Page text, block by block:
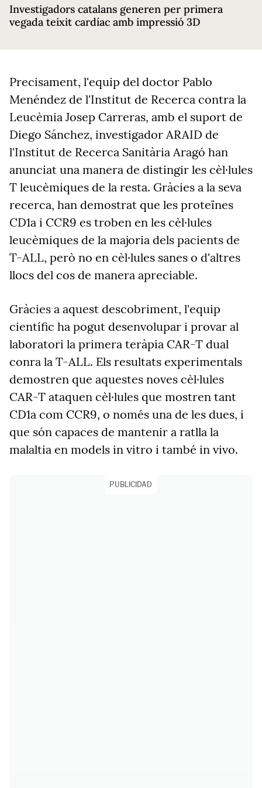
Investigadors catalans generen per primera
vegada teixit cardíac amb impressió 3D
Precisament, l'equip del doctor Pablo
Menéndez de l'Institut de Recerca contra la
Leucèmia Josep Carreras, amb el suport de
Diego Sánchez, investigador ARAID de
l'Institut de Recerca Sanitària Aragó han
anunciat una manera de distingir les cèl·lules
T leucèmiques de la resta. Gràcies a la seva
recerca, han demostrat que les proteïnes
CD1a i CCR9 es troben en les cèl·lules
leucèmiques de la majoria dels pacients de
T-ALL, però no en cèl·lules sanes o d'altres
llocs del cos de manera apreciable.
Gràcies a aquest descobriment, l'equip
científic ha pogut desenvolupar i provar al
laboratori la primera teràpia CAR-T dual
conra la T-ALL. Els resultats experimentals
demostren que aquestes noves cèl·lules
CAR-T ataquen cèl·lules que mostren tant
CD1a com CCR9, o només una de les dues, i
que són capaces de mantenir a ratlla la
malaltia en models in vitro i també in vivo.
PUBLICIDAD